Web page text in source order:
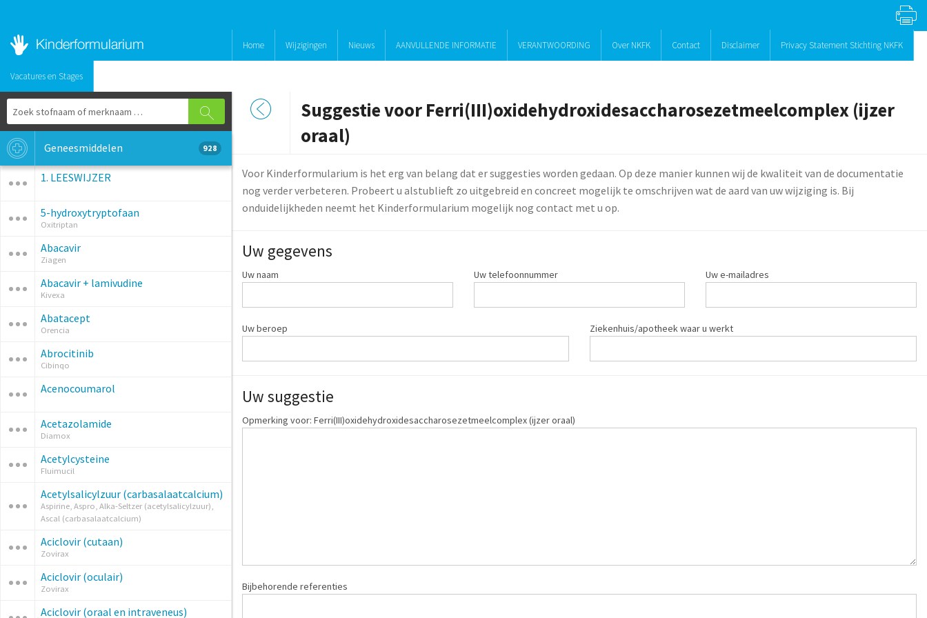
Home Wijzigingen Nieuws AANVULLENDE INFORMATIE VERANTWOORDING Over NKFK Contact Disclaimer Privacy Statement Stichting NKFK
Vacatures en Stages
Geneesmiddelen 928
1. LEESWIJZER
5-hydroxytryptofaan
Oxitriptan
Abacavir
Ziagen
Abacavir + lamivudine
Kivexa
Abatacept
Orencia
Abrocitinib
Cibinqo
Acenocoumarol
Acetazolamide
Diamox
Acetylcysteine
Fluimucil
Acetylsalicylzuur (carbasalaatcalcium)
Aspirine, Aspro, Alka-Seltzer (acetylsalicylzuur),
Ascal (carbasalaatcalcium)
Aciclovir (cutaan)
Zovirax
Aciclovir (oculair)
Zovirax
Aciclovir (oraal en intraveneus)
Suggestie voor Ferri(III)oxidehydroxidesaccharosezetmeelcomplex (ijzer
oraal)
Voor Kinderformularium is het erg van belang dat er suggesties worden gedaan. Op deze manier kunnen wij de kwaliteit van de documentatie
nog verder verbeteren. Probeert u alstublieft zo uitgebreid en concreet mogelijk te omschrijven wat de aard van uw wijziging is. Bij
onduidelijkheden neemt het Kinderformularium mogelijk nog contact met u op.
Uw gegevens
Uw naam Uw telefoonnummer Uw e-mailadres
Uw beroep Ziekenhuis/apotheek waar u werkt
Uw suggestie
Opmerking voor: Ferri(III)oxidehydroxidesaccharosezetmeelcomplex (ijzer oraal)
Bijbehorende referenties